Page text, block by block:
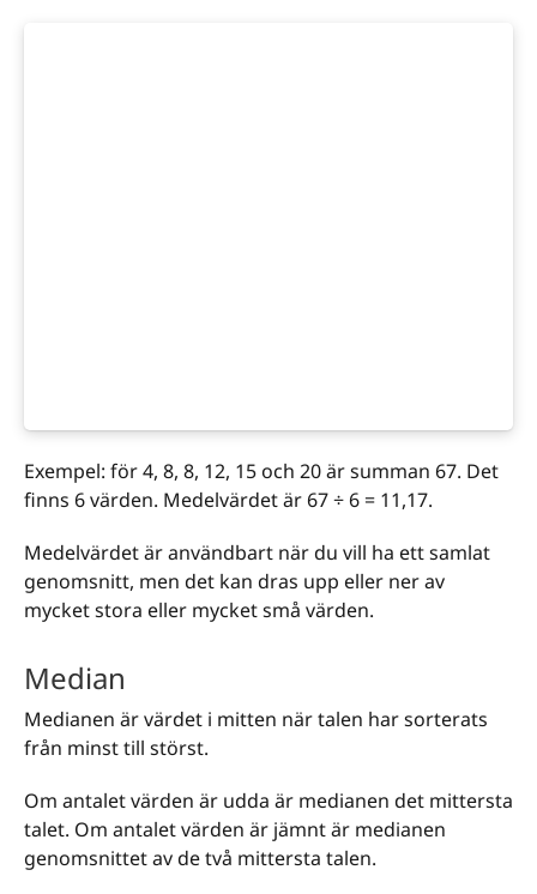
Exempel: för 4, 8, 8, 12, 15 och 20 är summan 67. Det
finns 6 värden. Medelvärdet är 67 ÷ 6 = 11,17.
Medelvärdet är användbart när du vill ha ett samlat
genomsnitt, men det kan dras upp eller ner av
mycket stora eller mycket små värden.
Median
Medianen är värdet i mitten när talen har sorterats
från minst till störst.
Om antalet värden är udda är medianen det mittersta
talet. Om antalet värden är jämnt är medianen
genomsnittet av de två mittersta talen.